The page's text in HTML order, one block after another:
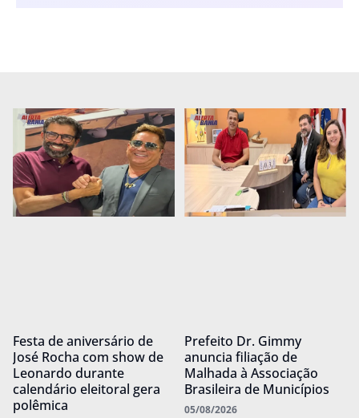
Festa de aniversário de
José Rocha com show de
Leonardo durante
calendário eleitoral gera
polêmica
Prefeito Dr. Gimmy
anuncia filiação de
Malhada à Associação
Brasileira de Municípios
05/08/2026